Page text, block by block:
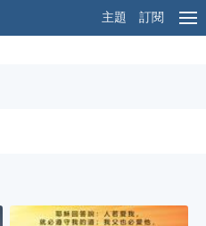
主題 訂閱